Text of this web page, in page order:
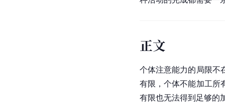
正文
个体注意能力的局限不
有限，个体不能加工所
有限也无法得到足够的